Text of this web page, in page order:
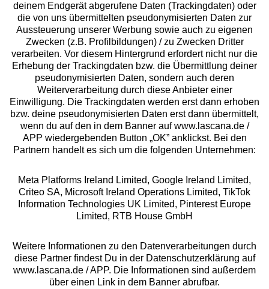
Services
Beratung
Über uns
Rechtliches
Alle Preise inkl. MwSt., zzgl.
Versandkosten
** Bonität vorausgesetzt, berechtigt zur Bonitätsprüfung
deinem Endgerät abgerufene Daten (Trackingdaten) oder
die von uns übermittelten pseudonymisierten Daten zur
Aussteuerung unserer Werbung sowie auch zu eigenen
Zwecken (z.B. Profilbildungen) / zu Zwecken Dritter
verarbeiten. Vor diesem Hintergrund erfordert nicht nur die
Erhebung der Trackingdaten bzw. die Übermittlung deiner
pseudonymisierten Daten, sondern auch deren
Weiterverarbeitung durch diese Anbieter einer
Einwilligung. Die Trackingdaten werden erst dann erhoben
bzw. deine pseudonymisierten Daten erst dann übermittelt,
wenn du auf den in dem Banner auf www.lascana.de /
APP wiedergebenden Button „OK” anklickst. Bei den
Partnern handelt es sich um die folgenden Unternehmen:
Meta Platforms Ireland Limited, Google Ireland Limited,
Criteo SA, Microsoft Ireland Operations Limited, TikTok
Information Technologies UK Limited, Pinterest Europe
Limited, RTB House GmbH
Weitere Informationen zu den Datenverarbeitungen durch
diese Partner findest Du in der Datenschutzerklärung auf
www.lascana.de / APP. Die Informationen sind außerdem
über einen Link in dem Banner abrufbar.